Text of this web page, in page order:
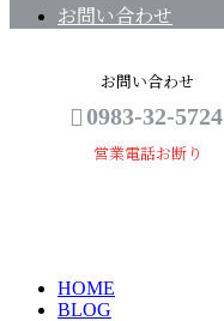
お問い合わせ
お問い合わせ
0983-32-5724
営業電話お断り
HOME
BLOG